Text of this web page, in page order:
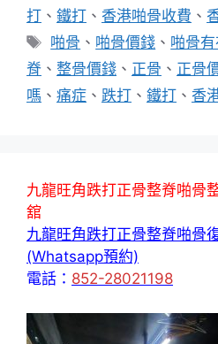
打 、 鐵打 、 香港啪骨收費 、
標
籤
啪骨 、 啪骨價錢 、 啪骨有
脊 、 整骨價錢 、 正骨 、 正骨
嗎 、 痛症 、 跌打 、 鐵打 、 香
九龍旺角跌打正骨整脊啪骨
舘
九龍旺角跌打正骨整脊啪骨
(Whatsapp預約)
電話： 852-28021198